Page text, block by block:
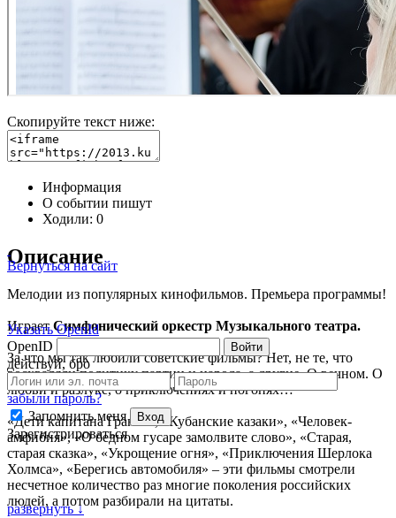
Вернуться на сайт
Указать OpenId
OpenID
Войти
действуй, бро
забыли пароль?
Запомнить меня
Вход
Зарегистрироваться
Скопируйте текст ниже:
Информация
О событии пишут
Ходили: 0
Описание
Мелодии из популярных кинофильмов. Премьера программы!
ИграетСимфонический оркестр Музыкального театра.
За что мы так любили советские фильмы? Нет, не те, что
восхваляли политику партии и народа, а другие. О вечном. О
любви и разлуке, о приключениях и погонях…
«Дети капитана Гранта», «Кубанские казаки», «Человек-
амфибия», «О бедном гусаре замолвите слово», «Старая,
старая сказка», «Укрощение огня», «Приключения Шерлока
Холмса», «Берегись автомобиля» – эти фильмы смотрели
несчетное количество раз многие поколения российских
людей, а потом разбирали на цитаты.
развернуть ↓